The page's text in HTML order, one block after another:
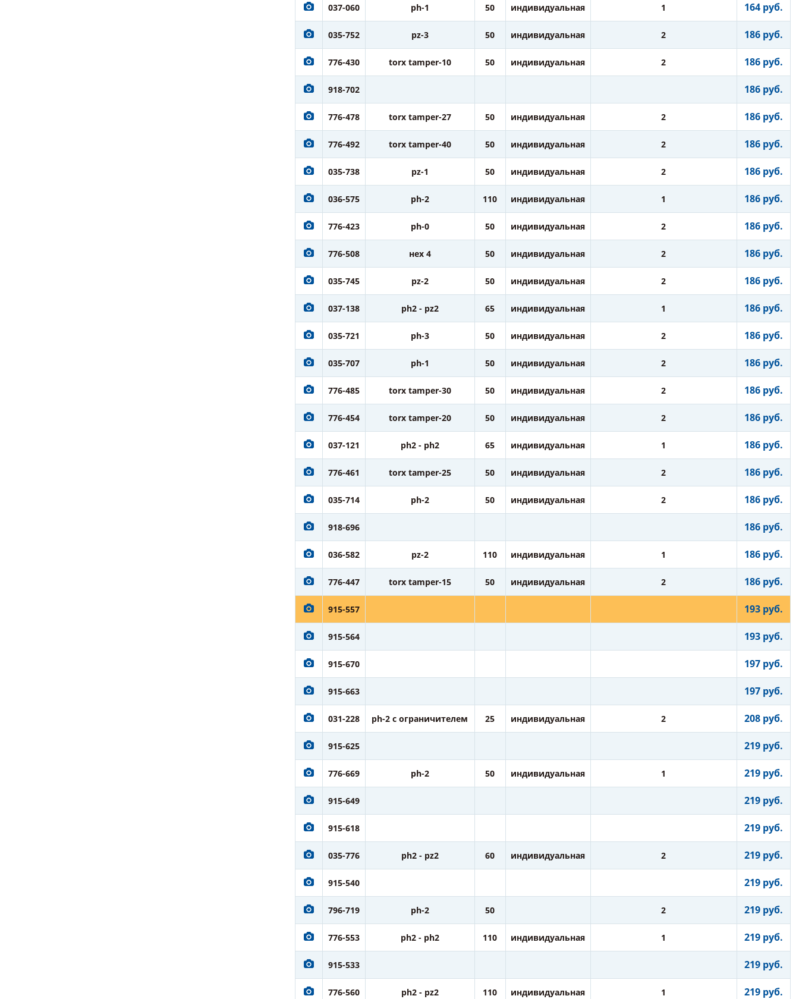
037-060 ph-1 50 индивидуальная 1 164 руб.
035-752 pz-3 50 индивидуальная 2 186 руб.
776-430 torx tamper-10 50 индивидуальная 2 186 руб.
918-702 186 руб.
776-478 torx tamper-27 50 индивидуальная 2 186 руб.
776-492 torx tamper-40 50 индивидуальная 2 186 руб.
035-738 pz-1 50 индивидуальная 2 186 руб.
036-575 ph-2 110 индивидуальная 1 186 руб.
776-423 ph-0 50 индивидуальная 2 186 руб.
776-508 нех 4 50 индивидуальная 2 186 руб.
035-745 pz-2 50 индивидуальная 2 186 руб.
037-138 ph2 - pz2 65 индивидуальная 1 186 руб.
035-721 ph-3 50 индивидуальная 2 186 руб.
035-707 ph-1 50 индивидуальная 2 186 руб.
776-485 torx tamper-30 50 индивидуальная 2 186 руб.
776-454 torx tamper-20 50 индивидуальная 2 186 руб.
037-121 ph2 - ph2 65 индивидуальная 1 186 руб.
776-461 torx tamper-25 50 индивидуальная 2 186 руб.
035-714 ph-2 50 индивидуальная 2 186 руб.
918-696 186 руб.
036-582 pz-2 110 индивидуальная 1 186 руб.
776-447 torx tamper-15 50 индивидуальная 2 186 руб.
915-557 193 руб.
915-564 193 руб.
915-670 197 руб.
915-663 197 руб.
031-228 ph-2 с ограничителем 25 индивидуальная 2 208 руб.
915-625 219 руб.
776-669 ph-2 50 индивидуальная 1 219 руб.
915-649 219 руб.
915-618 219 руб.
035-776 ph2 - pz2 60 индивидуальная 2 219 руб.
915-540 219 руб.
796-719 ph-2 50 2 219 руб.
776-553 ph2 - ph2 110 индивидуальная 1 219 руб.
915-533 219 руб.
776-560 ph2 - pz2 110 индивидуальная 1 219 руб.